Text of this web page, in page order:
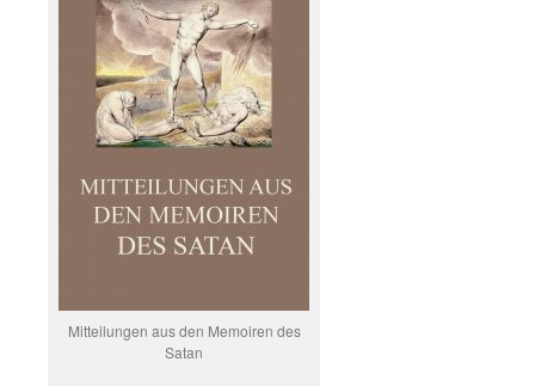
Mitteilungen aus den Memoiren des
Satan